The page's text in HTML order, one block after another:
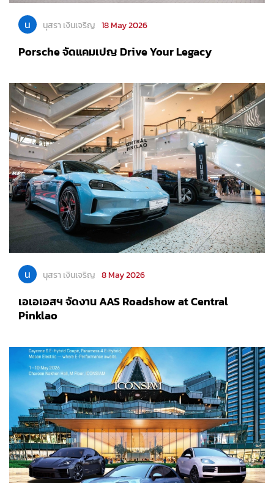
น นุสรา เงินเจริญ 18 May 2026
Porsche จัดแคมเปญ Drive Your Legacy
น นุสรา เงินเจริญ 8 May 2026
เอเอเอสฯ จัดงาน AAS Roadshow at Central
Pinklao